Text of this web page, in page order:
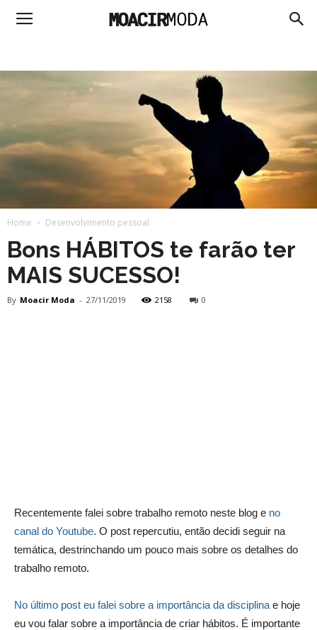
Moacir
Home Desenvolvimento pessoal
Bons HÁBITOS te farão ter
MAIS SUCESSO!
By Moacir Moda - 27/11/2019 2158 0
Recentemente falei sobre trabalho remoto neste blog e no
canal do Youtube. O post repercutiu, então decidi seguir na
temática, destrinchando um pouco mais sobre os detalhes do
trabalho remoto.
No último post eu falei sobre a importância da disciplina e hoje
eu vou falar sobre a importância de criar hábitos. É importante